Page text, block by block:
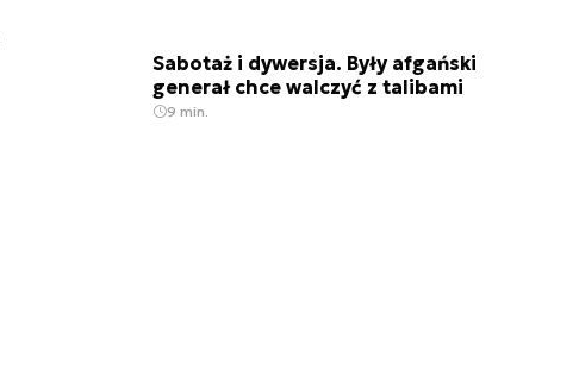
Sabotaż i dywersja. Były afgański
generał chce walczyć z talibami
9 min.